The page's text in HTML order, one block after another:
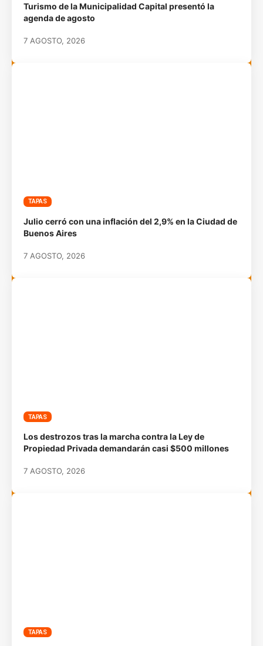
Turismo de la Municipalidad Capital presentó la
agenda de agosto
7 AGOSTO, 2026
TAPAS
Julio cerró con una inflación del 2,9% en la Ciudad de
Buenos Aires
7 AGOSTO, 2026
TAPAS
Los destrozos tras la marcha contra la Ley de
Propiedad Privada demandarán casi $500 millones
7 AGOSTO, 2026
TAPAS